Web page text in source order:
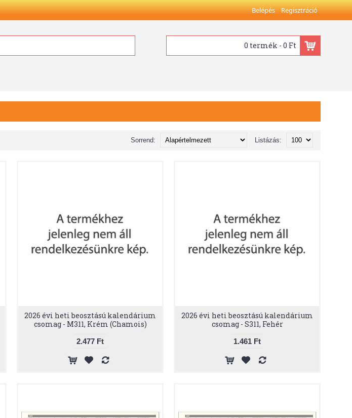
Belépés Regisztráció
0 termék - 0 Ft
Listázás:
Sorrend:
2026 évi heti beosztású kalendárium
csomag - M311, Krém (Chamois)
2.477 Ft
2026 évi heti beosztású kalendárium
csomag - S311, Fehér
1.461 Ft